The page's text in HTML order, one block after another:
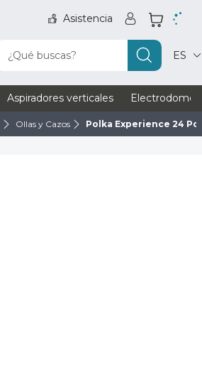
Asistencia
¿Qué buscas? ES
Aspiradores verticales
Ollas y Cazos Polka Experience 24